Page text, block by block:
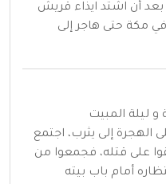
أن اشتد ايذاء قريش
في مكة حتى هاجر إلى
و ليلة المبيت
الهجرة إلى يثرب، اجتمع
على قتله، فجمعوا من
أمام باب بيته